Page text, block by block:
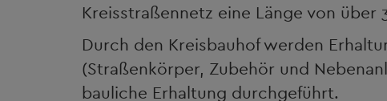
Kreisstraßennetz eine Länge von über
Durch den Kreisbauhof werden
(Straßenkörper, Zubehör und
bauliche Erhaltung durchgeführt.